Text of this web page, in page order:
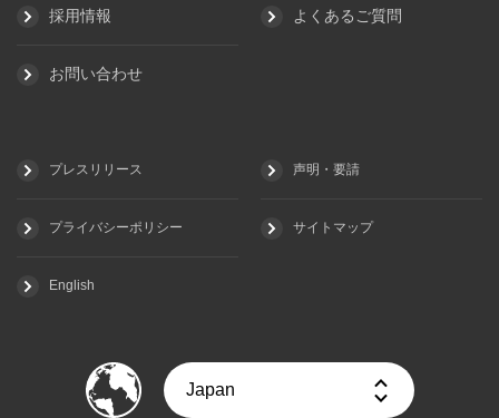
採用情報 よくあるご質問
お問い合わせ
プレスリリース 声明・要請
プライバシーポリシー サイトマップ
English